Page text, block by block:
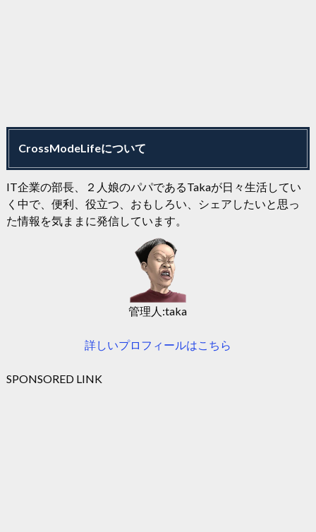
CrossModeLifeについて
IT企業の部長、２人娘のパパであるTakaが日々生活してい
く中で、便利、役立つ、おもしろい、シェアしたいと思っ
た情報を気ままに発信しています。
管理人:taka
詳しいプロフィールはこちら
SPONSORED LINK